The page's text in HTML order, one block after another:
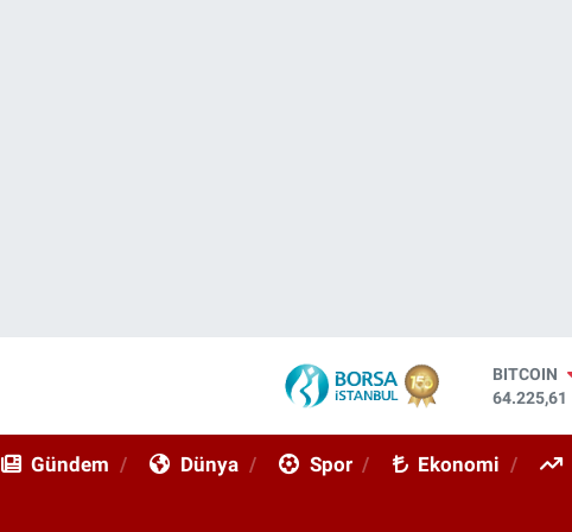
DOLAR
47,7143
STERLİN
Gündem Dünya Spor Ekonomi